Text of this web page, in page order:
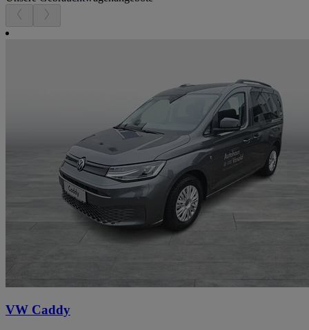
VW Caddy